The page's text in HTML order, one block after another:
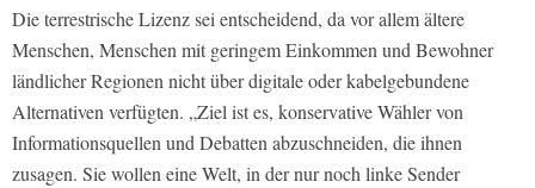
Die terrestrische Lizenz sei entscheidend, da vor allem ältere
Menschen, Menschen mit geringem Einkommen und Bewohner
ländlicher Regionen nicht über digitale oder kabelgebundene
Alternativen verfügten. „Ziel ist es, konservative Wähler von
Informationsquellen und Debatten abzuschneiden, die ihnen
zusagen. Sie wollen eine Welt, in der nur noch linke Sender